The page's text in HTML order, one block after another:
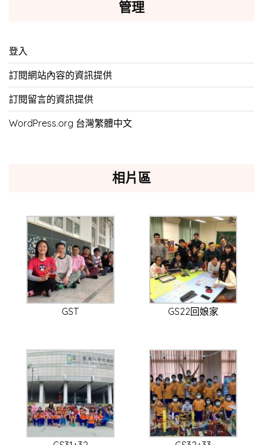
管理
登入
訂閱網站內容的資訊提供
訂閱留言的資訊提供
WordPress.org 台灣繁體中文
相片區
GST GS22回娘家